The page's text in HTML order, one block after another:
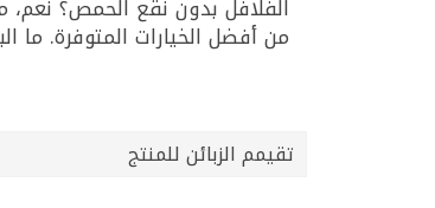
من أفضل الخيارات المتوفرة. ما
تقيمم الزبائن للمنتج